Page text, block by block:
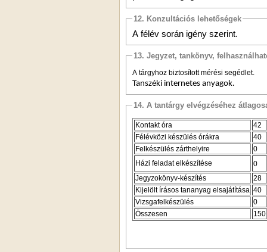
12. Konzultációs lehetőségek
A félév során igény szerint.
13. Jegyzet, tankönyv,
A tárgyhoz biztosított mérési segédlet.
Tanszéki internetes anyagok.
14. A tantárgy elvégzéséhez
Kontakt óra
42
Félévközi készülés órákra
40
Felkészülés zárthelyire
0
Házi feladat elkészítése
0
Jegyzokönyv-készítés
28
Kijelölt írásos tananyag elsajátítása 40
Vizsgafelkészülés
0
Összesen
150